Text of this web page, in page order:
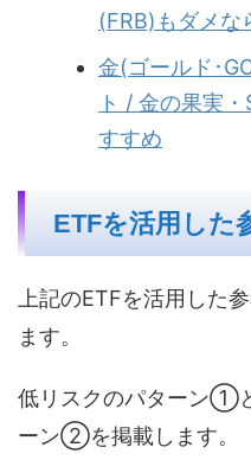
(FRB)もダメな
金(ゴールド･
ト / 金の果実
すすめ
ETFを活用した
上記のETFを活用した
ます。
低リスクのパターン①
ーン②を掲載します。